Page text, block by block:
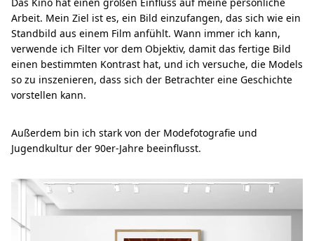
Arbeit. Mein Ziel ist es, ein Bild einzufangen, das sich wie ein
Standbild aus einem Film anfühlt. Wann immer ich kann,
verwende ich Filter vor dem Objektiv, damit das fertige Bild
einen bestimmten Kontrast hat, und ich versuche, die Models
so zu inszenieren, dass sich der Betrachter eine Geschichte
vorstellen kann.
Außerdem bin ich stark von der Modefotografie und
Jugendkultur der 90er-Jahre beeinflusst.